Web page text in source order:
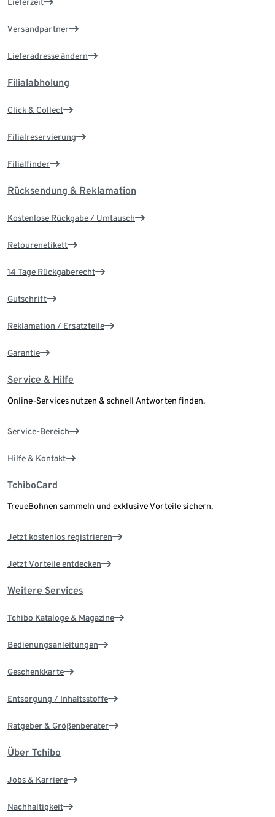
Versandpartner
Lieferadresse ändern
Filialabholung
Click & Collect
Filialreservierung
Filialfinder
Rücksendung & Reklamation
Kostenlose Rückgabe / Umtausch
Retourenetikett
14 Tage Rückgaberecht
Gutschrift
Reklamation / Ersatzteile
Garantie
Service & Hilfe
Online-Services nutzen & schnell Antworten finden.
Service-Bereich
Hilfe & Kontakt
TchiboCard
TreueBohnen sammeln und exklusive Vorteile sichern.
Jetzt kostenlos registrieren
Jetzt Vorteile entdecken
Weitere Services
Tchibo Kataloge & Magazine
Bedienungsanleitungen
Geschenkkarte
Entsorgung / Inhaltsstoffe
Ratgeber & Größenberater
Über Tchibo
Jobs & Karriere
Nachhaltigkeit